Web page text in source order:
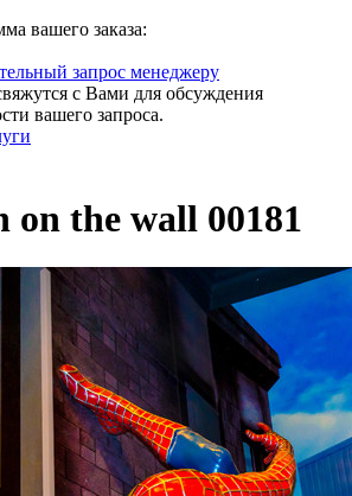
вашего заказа:
запрос менеджеру
с Вами для обсуждения
вашего запроса.
on the wall 00181